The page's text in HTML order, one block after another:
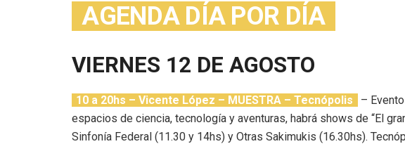
AGENDA DÍA POR DÍA
VIERNES 12 DE AGOSTO
10 a 20hs – Vicente López – MUESTRA – Tecnópolis
–
espacios de ciencia, tecnología y aventuras, habrá shows de “El
Sinfonía Federal (11.30 y 14hs) y Otras Sakimukis (16.30hs).